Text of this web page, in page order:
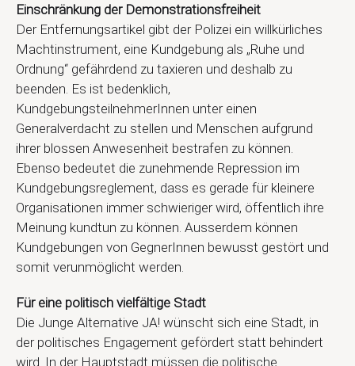
Einschränkung der Demonstrationsfreiheit
Der Entfernungsartikel gibt der Polizei ein willkürliches
Machtinstrument, eine Kundgebung als „Ruhe und
Ordnung“ gefährdend zu taxieren und deshalb zu
beenden. Es ist bedenklich,
KundgebungsteilnehmerInnen unter einen
Generalverdacht zu stellen und Menschen aufgrund
ihrer blossen Anwesenheit bestrafen zu können.
Ebenso bedeutet die zunehmende Repression im
Kundgebungsreglement, dass es gerade für kleinere
Organisationen immer schwieriger wird, öffentlich ihre
Meinung kundtun zu können. Ausserdem können
Kundgebungen von GegnerInnen bewusst gestört und
somit verunmöglicht werden.
Für eine politisch vielfältige Stadt
Die Junge Alternative JA! wünscht sich eine Stadt, in
der politisches Engagement gefördert statt behindert
wird. In der Hauptstadt müssen die politische